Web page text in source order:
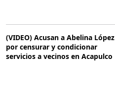
(VIDEO) Acusan a Abelina López
por censurar y condicionar
servicios a vecinos en Acapulco